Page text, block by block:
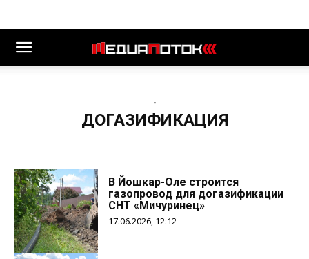
-
ДОГАЗИФИКАЦИЯ
В Йошкар-Оле строится
газопровод для догазификации
СНТ «Мичуринец»
17.06.2026, 12:12